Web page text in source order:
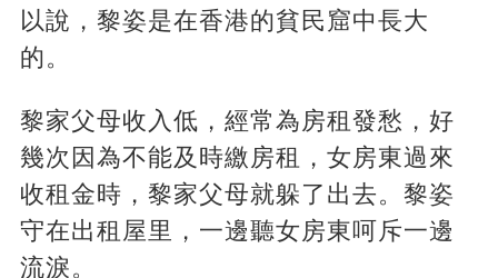
以說，黎姿是在香港的貧民窟中長大
的。
黎家父母收入低，經常為房租發愁，好
幾次因為不能及時繳房租，女房東過來
收租金時，黎家父母就躲了出去。黎姿
守在出租屋里，一邊聽女房東呵斥一邊
流淚。